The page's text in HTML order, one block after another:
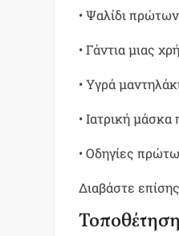
• Ψαλίδι
• Γάντια μιας
• Υγρά
• Ιατρική
• Οδηγίες
Διαβάστε